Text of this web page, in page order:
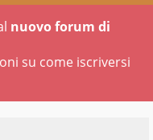
r
nuovo forum di
su come iscriversi